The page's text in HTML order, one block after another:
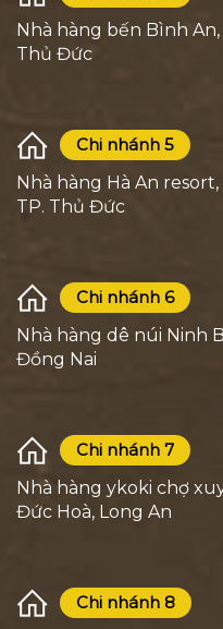
Nhà hàng bến Bình An,
Thủ Đức
Chi nhánh 5
Nhà hàng Hà An
TP. Thủ Đức
Chi nhánh 6
Nhà hàng dê núi Ninh
Đồng Nai
Chi nhánh 7
Nhà hàng ykoki chợ
Đức Hoà, Long An
Chi nhánh 8